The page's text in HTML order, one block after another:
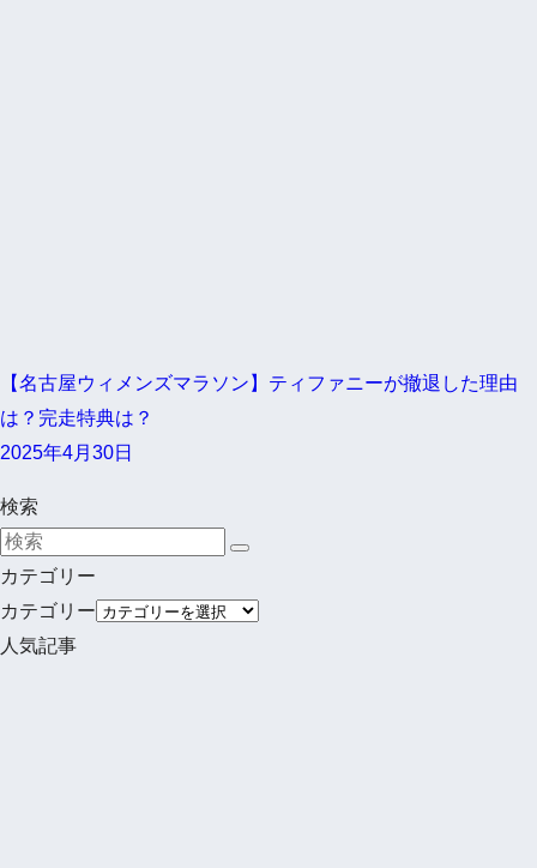
【名古屋ウィメンズマラソン】ティファニーが撤退した理由
は？完走特典は？
2025年4月30日
検索
カテゴリー
カテゴリー
人気記事